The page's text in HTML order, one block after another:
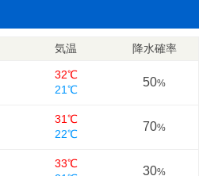
気温 降水確率
32℃
21℃
50%
31℃
22℃
70%
33℃
30%